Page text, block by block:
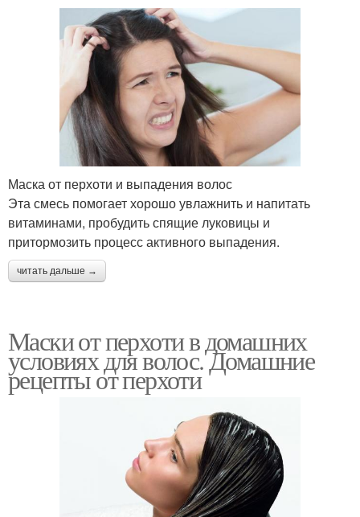
Маска от перхоти и выпадения волос
Эта смесь помогает хорошо увлажнить и напитать
витаминами, пробудить спящие луковицы и
притормозить процесс активного выпадения.
читать дальше →
Маски от перхоти в домашних
условиях для волос. Домашние
рецепты от перхоти